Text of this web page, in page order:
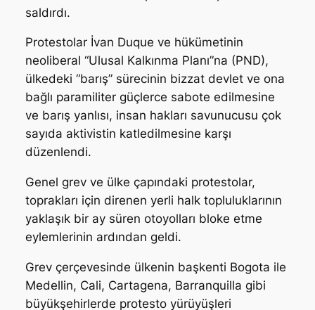
saldırdı.
Protestolar İvan Duque ve hükümetinin
neoliberal “Ulusal Kalkınma Planı”na (PND),
ülkedeki “barış” sürecinin bizzat devlet ve ona
bağlı paramiliter güçlerce sabote edilmesine
ve barış yanlısı, insan hakları savunucusu çok
sayıda aktivistin katledilmesine karşı
düzenlendi.
Genel grev ve ülke çapındaki protestolar,
toprakları için direnen yerli halk topluluklarının
yaklaşık bir ay süren otoyolları bloke etme
eylemlerinin ardından geldi.
Grev çerçevesinde ülkenin başkenti Bogota ile
Medellin, Cali, Cartagena, Barranquilla gibi
büyükşehirlerde protesto yürüyüşleri